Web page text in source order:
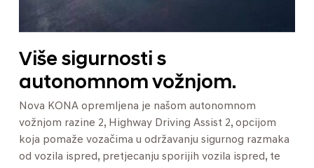
Više sigurnosti s
autonomnom vožnjom.
Nova KONA opremljena je našom autonomnom
vožnjom razine 2, Highway Driving Assist 2, opcijom
koja pomaže vozačima u održavanju sigurnog razmaka
od vozila ispred, pretjecanju sporijih vozila ispred, te